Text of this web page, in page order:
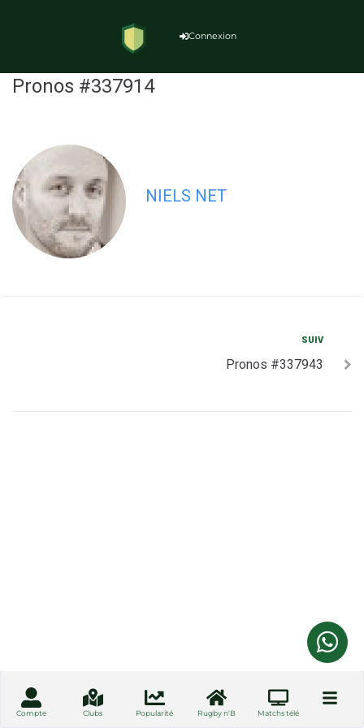
Connexion
Pronos #337914
NIELS NET
SUIV
Pronos #337943
Compte Clubs Popularité Rugby n'B Matchs télé